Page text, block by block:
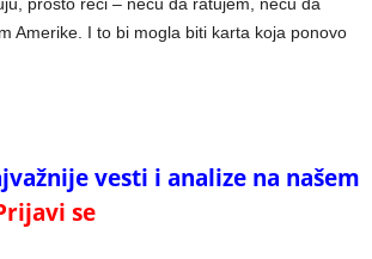
prosto reći – neću da ratujem, neću da
Amerike. I to bi mogla biti karta koja ponovo
vesti i analize na našem
se